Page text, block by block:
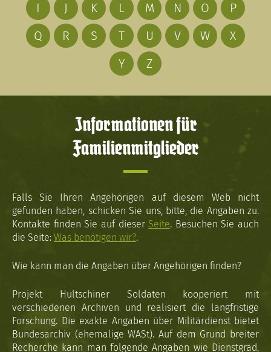
I
J K L M N O
P
Q
R S T U V W
X
Y
Z
Informationen für
Familienmitglieder
Falls Sie Ihren Angehörigen auf diesem Web nicht
gefunden haben, schicken Sie uns, bitte, die Angaben zu.
Kontakte finden Sie auf dieser Seite. Besuchen Sie auch
die Seite: Was benötigen wir?.
Wie kann man die Angaben über Angehörigen finden?
Projekt Hultschiner Soldaten kooperiert mit
verschiedenen Archiven und realisiert die langfristige
Forschung. Die exakte Angaben über Militärdienst bietet
Bundesarchiv (ehemalige WASt). Auf dem Grund breiter
Recherche kann man folgende Angaben wie Dienstgrad,